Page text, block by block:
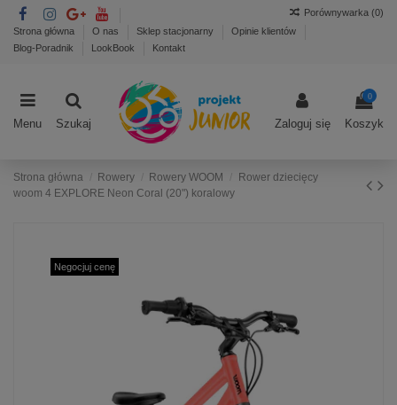
Strona główna O nas Sklep stacjonarny
Opinie klientów
Blog-Poradnik
LookBook Kontakt
Porównywarka (0)
Menu Szukaj Zaloguj się
0
Koszyk
Strona główna Rowery Rowery WOOM
Rower dziecięcy
woom 4 EXPLORE Neon Coral (20") koralowy
Negocjuj cenę